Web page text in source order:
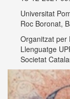
Universitat
Roc Boronat,
Organitzat per
Llenguatge
Societat